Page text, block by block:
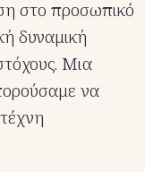
στο προσωπικό
δυναμική
Μια
να